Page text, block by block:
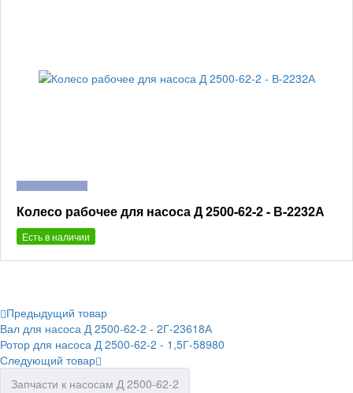
Колесо рабочее для насоса Д 2500-62-2 - В-2232А
Есть в наличии
Предыдущий товар
Вал для насоса Д 2500-62-2 - 2Г-23618А
Ротор для насоса Д 2500-62-2 - 1,5Г-58980
Следующий товар
Запчасти к насосам Д 2500-62-2